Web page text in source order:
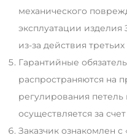
механического
эксплуатации изделия
из-за действия
Гарантийные
распространяются на
регулирования петель
осуществляется за
Заказчик ознакомлен